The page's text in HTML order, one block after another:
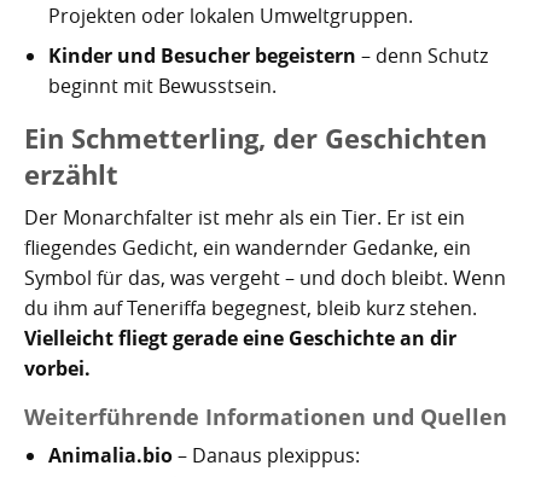
Projekten oder lokalen Umweltgruppen.
Kinder und Besucher begeistern – denn Schutz
beginnt mit Bewusstsein.
Ein Schmetterling, der Geschichten
erzählt
Der Monarchfalter ist mehr als ein Tier. Er ist ein
fliegendes Gedicht, ein wandernder Gedanke, ein
Symbol für das, was vergeht – und doch bleibt. Wenn
du ihm auf Teneriffa begegnest, bleib kurz stehen.
Vielleicht fliegt gerade eine Geschichte an dir
vorbei.
Weiterführende Informationen und Quellen
Animalia.bio– Danaus plexippus: